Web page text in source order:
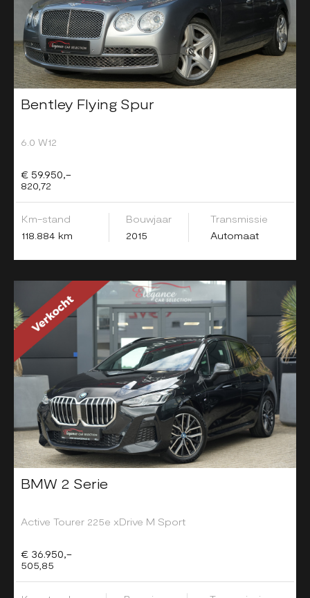
Bentley Flying Spur
6.0 W12
€ 59.950,-
820,72
Km-stand
118.884 km
Bouwjaar
2015
Transmissie
Automaat
BMW 2 Serie
Active Tourer 225e xDrive M Sport
€ 36.950,-
505,85